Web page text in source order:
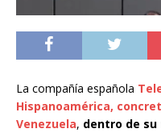
La compañía española
Hispanoamérica,
Venezuela, dentro de